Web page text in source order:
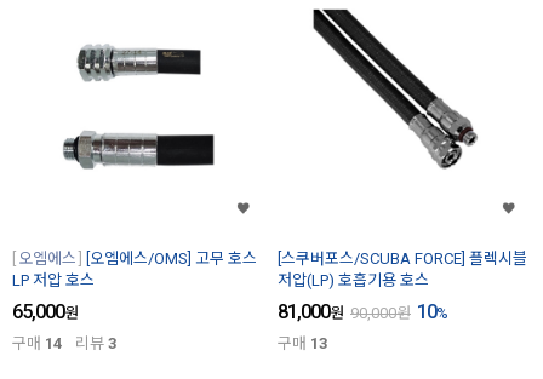
오엠에스
[오엠에스/OMS] 고무 호스
LP 저압 호스
65,000원
구매 14 리뷰 3
[스쿠버포스/SCUBA FORCE] 플렉시블
저압(LP) 호흡기용 호스
81,000원 90,000원 10%
구매 13